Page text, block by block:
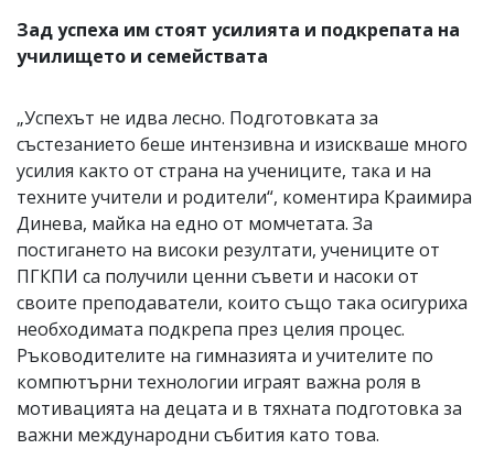
Зад успеха им стоят усилията и подкрепата на
училището и семействата
„Успехът не идва лесно. Подготовката за
състезанието беше интензивна и изискваше много
усилия както от страна на учениците, така и на
техните учители и родители“, коментира Краимира
Динева, майка на едно от момчетата. За
постигането на високи резултати, учениците от
ПГКПИ са получили ценни съвети и насоки от
своите преподаватели, които също така осигуриха
необходимата подкрепа през целия процес.
Ръководителите на гимназията и учителите по
компютърни технологии играят важна роля в
мотивацията на децата и в тяхната подготовка за
важни международни събития като това.